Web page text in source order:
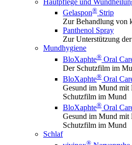
Hautpflege und
Gelaspon® Strip
Zur Behandlung von
Panthenol Spray
Zur Unterstützung
Mundhygiene
BloXaphte® Oral
Der Schutzfilm im
BloXaphte® Oral
Gesund im Mund mit
Schutzfilm im Mund
BloXaphte® Oral
Gesund im Mund mit
Schutzfilm im Mund
Schlaf
®